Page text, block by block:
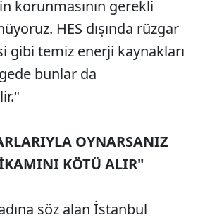
korunmasının gerekli
HES dışında rüzgar
gibi temiz enerji kaynakları
bunlar da
OYNARSANIZ
KÖTÜ ALIR"
söz alan İstanbul